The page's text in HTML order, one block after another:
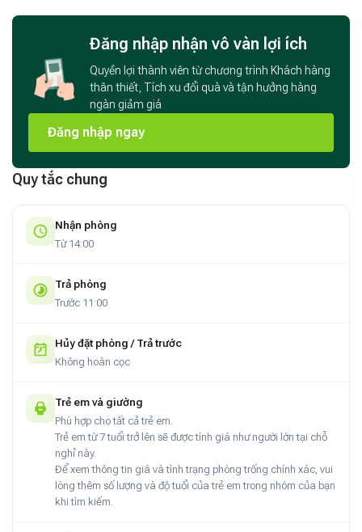
Đăng nhập nhận vô vàn lợi ích
Quyền lợi thành viên từ chương trình Khách hàng
thân thiết, Tích xu đổi quà và tận hưởng hàng
ngàn giảm giá
Đăng nhập ngay
Quy tắc chung
Nhận phòng
Từ 14:00
Trả phòng
Trước 11:00
Hủy đặt phòng / Trả trước
Không hoàn cọc
Trẻ em và giường
Phù hợp cho tất cả trẻ em.
Trẻ em từ 7 tuổi trở lên sẽ được tính giá như người lớn tại chỗ
nghỉ này.
Để xem thông tin giá và tình trạng phòng trống chính xác, vui
lòng thêm số lượng và độ tuổi của trẻ em trong nhóm của bạn
khi tìm kiếm.